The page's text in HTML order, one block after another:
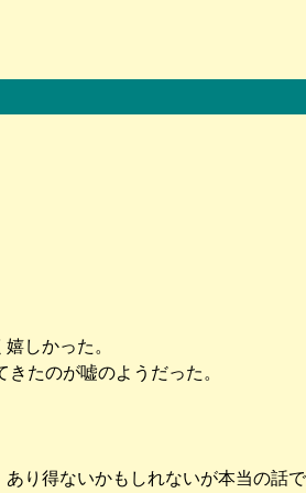
しかった。
たのが嘘のようだった。
あり得ないかもしれないが本当の話